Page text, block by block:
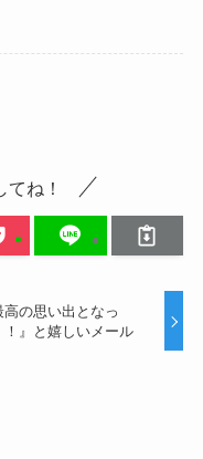
てね！
高の思い出となっ
！』と嬉しいメール